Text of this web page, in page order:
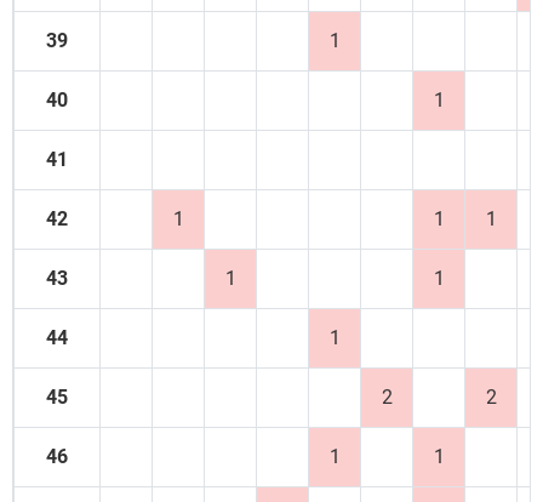
39 1
40 1
41
42 1 1 1
43 1 1
44 1
45 2 2
46 1 1